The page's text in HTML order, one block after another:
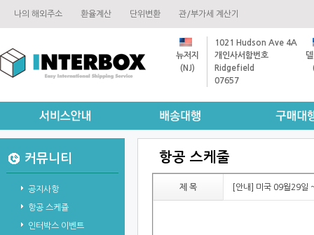
나의해외주소 환율계산 단위변환 관/부가세계산기
뉴저지
(NJ)
1021HudsonAve4A
개인사서함번호
Ridgefield
07657
커뮤니티
공지사항
항공스케쥴
인터박스이벤트
항공스케줄
제목 [안내]미국09월29일